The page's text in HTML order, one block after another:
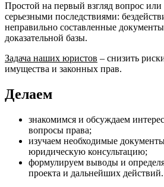
Простой на первый взгляд вопрос
серьезными последствиями:
неправильно составленные
доказательной базы.
Задача наших юристов – снизить
имущества и законных прав.
Делаем
знакомимся и обсуждаем
вопросы права;
изучаем необходимые
юридическую консультацию;
формулируем выводы и
проекта и дальнейших действий.